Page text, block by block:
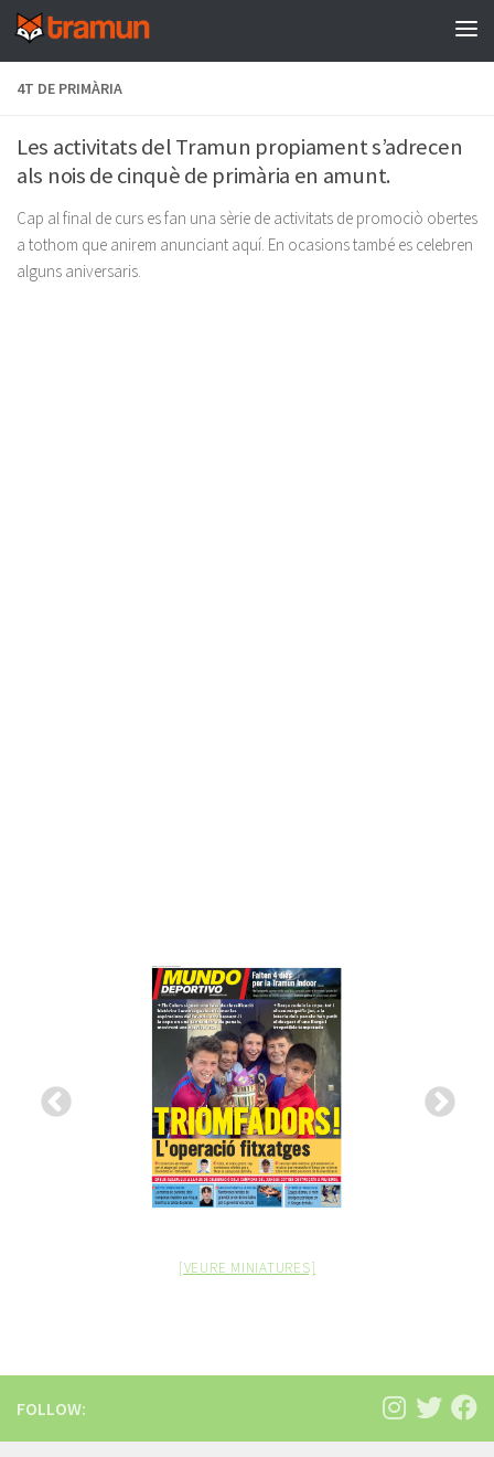
Skip to content
4T DE PRIMÀRIA
Les activitats del Tramun propiament s’adrecen
als nois de cinquè de primària en amunt.
Cap al final de curs es fan una sèrie de activitats de promociò obertes
a tothom que anirem anunciant aquí. En ocasions també es celebren
alguns aniversaris.
[VEURE MINIATURES]
FOLLOW: